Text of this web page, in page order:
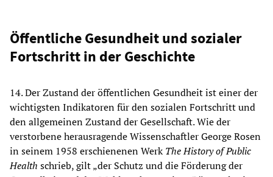
Öffentliche Gesundheit und sozialer
Fortschritt in der Geschichte
14. Der Zustand der öffentlichen Gesundheit ist einer der
wichtigsten Indikatoren für den sozialen Fortschritt und
den allgemeinen Zustand der Gesellschaft. Wie der
verstorbene herausragende Wissenschaftler George Rosen
in seinem 1958 erschienenen WerkThe History of Public
Health schrieb, gilt „der Schutz und die Förderung der